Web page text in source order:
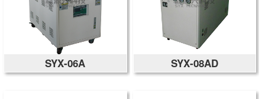
SYX-06A SYX-08AD